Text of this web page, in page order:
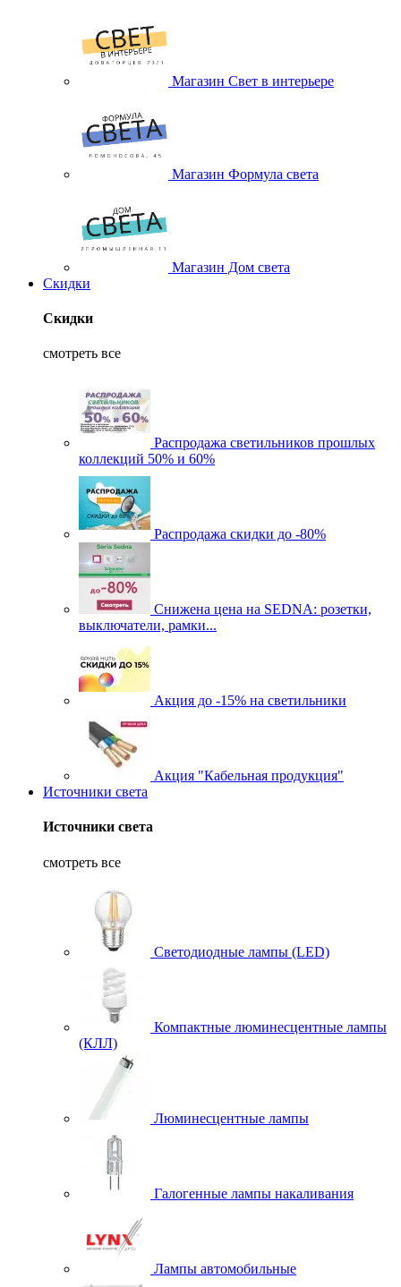
Магазин Свет в интерьере
Магазин Формула света
Магазин Дом света
Скидки
Скидки
смотреть все
Распродажа светильников прошлых
коллекций 50% и 60%
Распродажа скидки до -80%
Cнижена цена на SEDNA: розетки,
выключатели, рамки...
Акция до -15% на светильники
Акция "Кабельная продукция"
Источники света
Источники света
смотреть все
Светодиодные лампы (LED)
Компактные люминесцентные лампы
(КЛЛ)
Люминесцентные лампы
Галогенные лампы накаливания
Лампы автомобильные